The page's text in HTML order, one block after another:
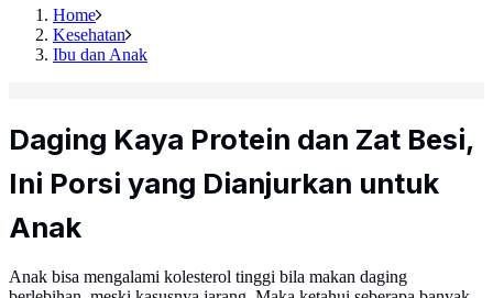
Home
Kesehatan
Ibu dan Anak
Daging Kaya Protein dan Zat Besi,
Ini Porsi yang Dianjurkan untuk
Anak
Anak bisa mengalami kolesterol tinggi bila makan daging